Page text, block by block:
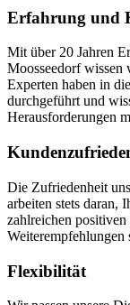
Erfahrung und
Mit über 20 Jahren
Moosseedorf wissen
Experten haben in
durchgeführt und
Herausforderungen
Die Zufriedenheit
arbeiten stets daran,
zahlreichen
Weiterempfehlungen
Flexibilität